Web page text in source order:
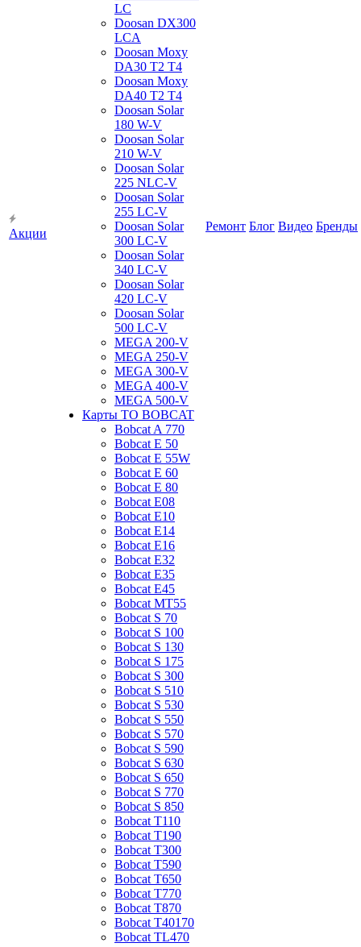
Акции
LC
Doosan DX300
LCA
Doosan Moxy
DA30 T2 T4
Doosan Moxy
DA40 T2 T4
Doosan Solar
180 W-V
Doosan Solar
210 W-V
Doosan Solar
225 NLC-V
Doosan Solar
255 LC-V
Doosan Solar
300 LC-V
Doosan Solar
340 LC-V
Doosan Solar
420 LC-V
Doosan Solar
500 LC-V
MEGA 200-V
MEGA 250-V
MEGA 300-V
MEGA 400-V
MEGA 500-V
Карты ТО BOBCAT
Bobcat A 770
Bobcat E 50
Bobcat E 55W
Bobcat E 60
Bobcat E 80
Bobcat E08
Bobcat E10
Bobcat E14
Bobcat E16
Bobcat E32
Bobcat E35
Bobcat E45
Bobcat MT55
Bobcat S 70
Bobcat S 100
Bobcat S 130
Bobcat S 175
Bobcat S 300
Bobcat S 510
Bobcat S 530
Bobcat S 550
Bobcat S 570
Bobcat S 590
Bobcat S 630
Bobcat S 650
Bobcat S 770
Bobcat S 850
Bobcat T110
Bobcat T190
Bobcat T300
Bobcat T590
Bobcat T650
Bobcat T770
Bobcat T870
Bobcat T40170
Bobcat TL470
Ремонт Блог Видео Бренды